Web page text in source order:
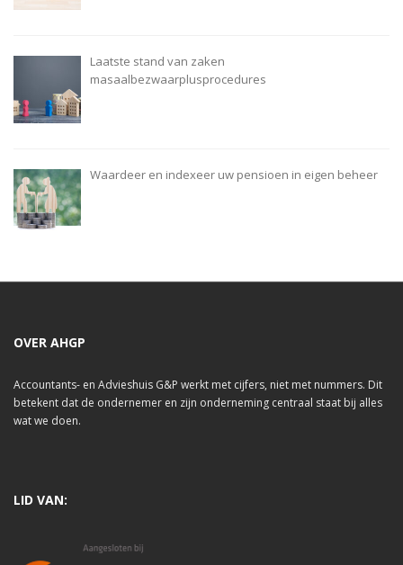
Laatste stand van zaken
masaalbezwaarplusprocedures
Waardeer en indexeer uw pensioen in eigen beheer
OVER AHGP
Accountants- en Advieshuis G&P werkt met cijfers, niet met nummers. Dit
betekent dat de ondernemer en zijn onderneming centraal staat bij alles
wat we doen.
LID VAN: